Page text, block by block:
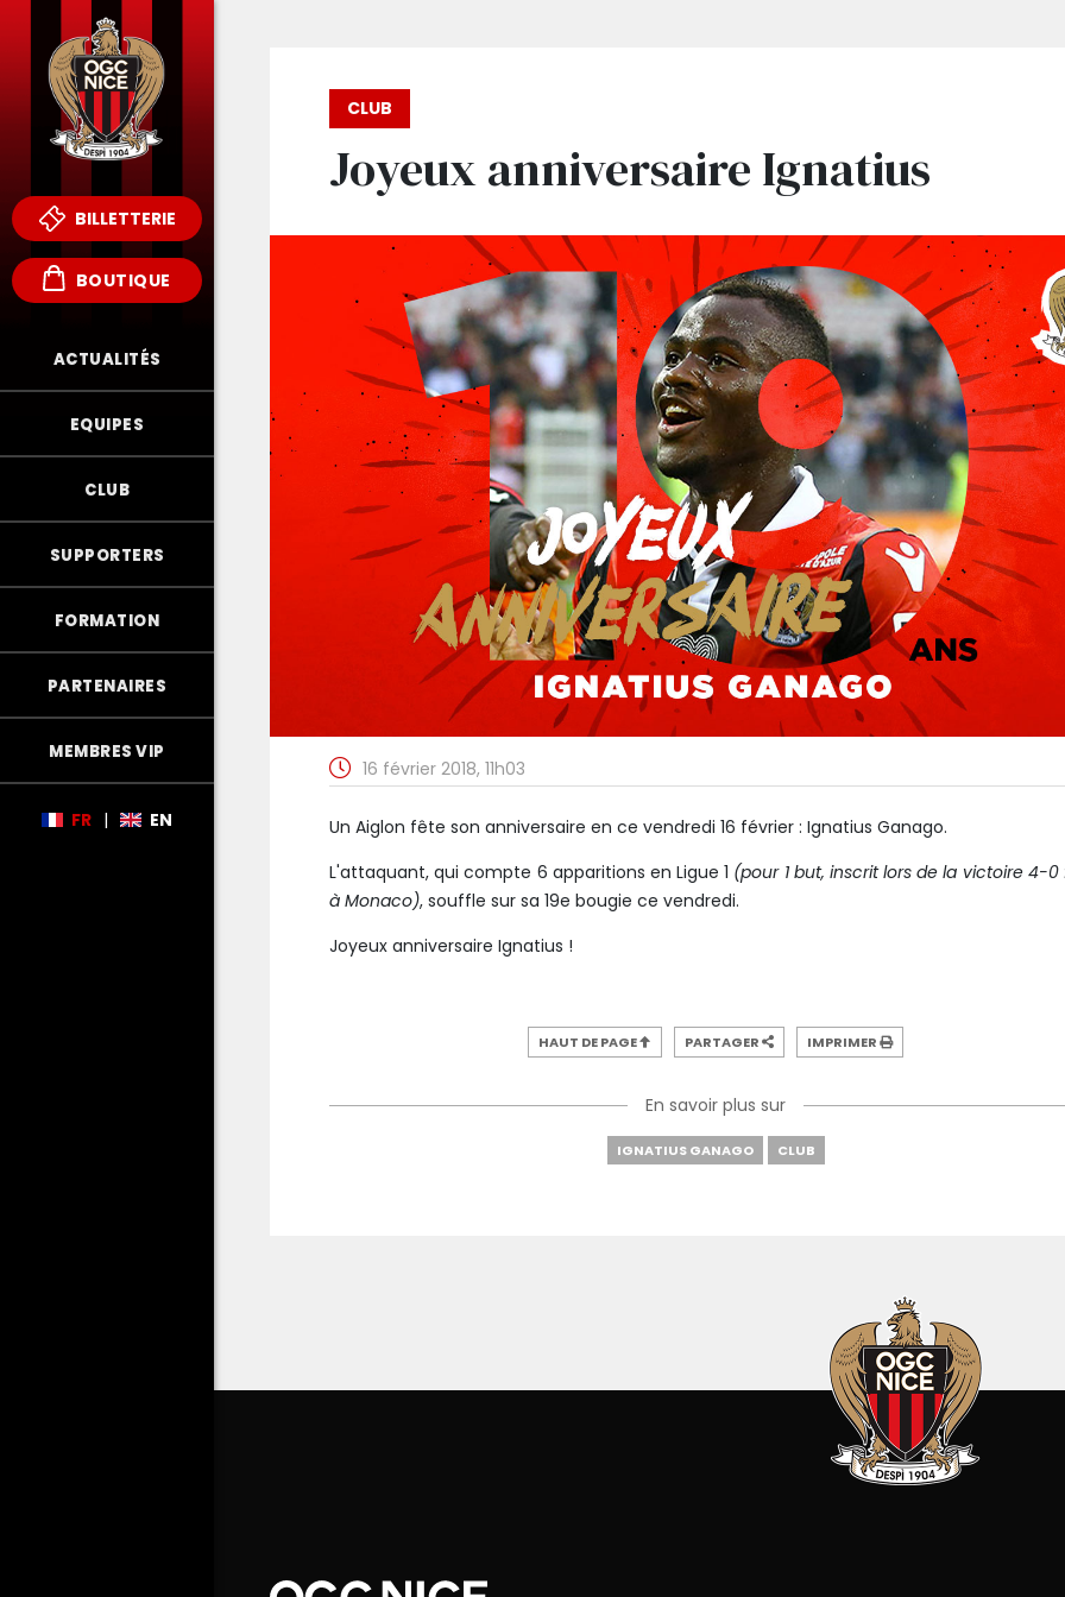
BILLETTERIE
BOUTIQUE
ACTUALITÉS
EQUIPES
CLUB
SUPPORTERS
FORMATION
PARTENAIRES
MEMBRES VIP
FR | EN
CLUB
Joyeux anniversaire Ignatius
16 février 2018, 11h03
Un Aiglon fête son anniversaire en ce vendredi 16 février : Ignatius Ganago.
L'attaquant, qui compte 6 apparitions en Ligue 1 (pour 1 but, inscrit lors de la victoire 4-
à Monaco), souffle sur sa 19e bougie ce vendredi.
Joyeux anniversaire Ignatius !
HAUT DE PAGE PARTAGER IMPRIMER
En savoir plus sur
IGNATIUS GANAGO CLUB